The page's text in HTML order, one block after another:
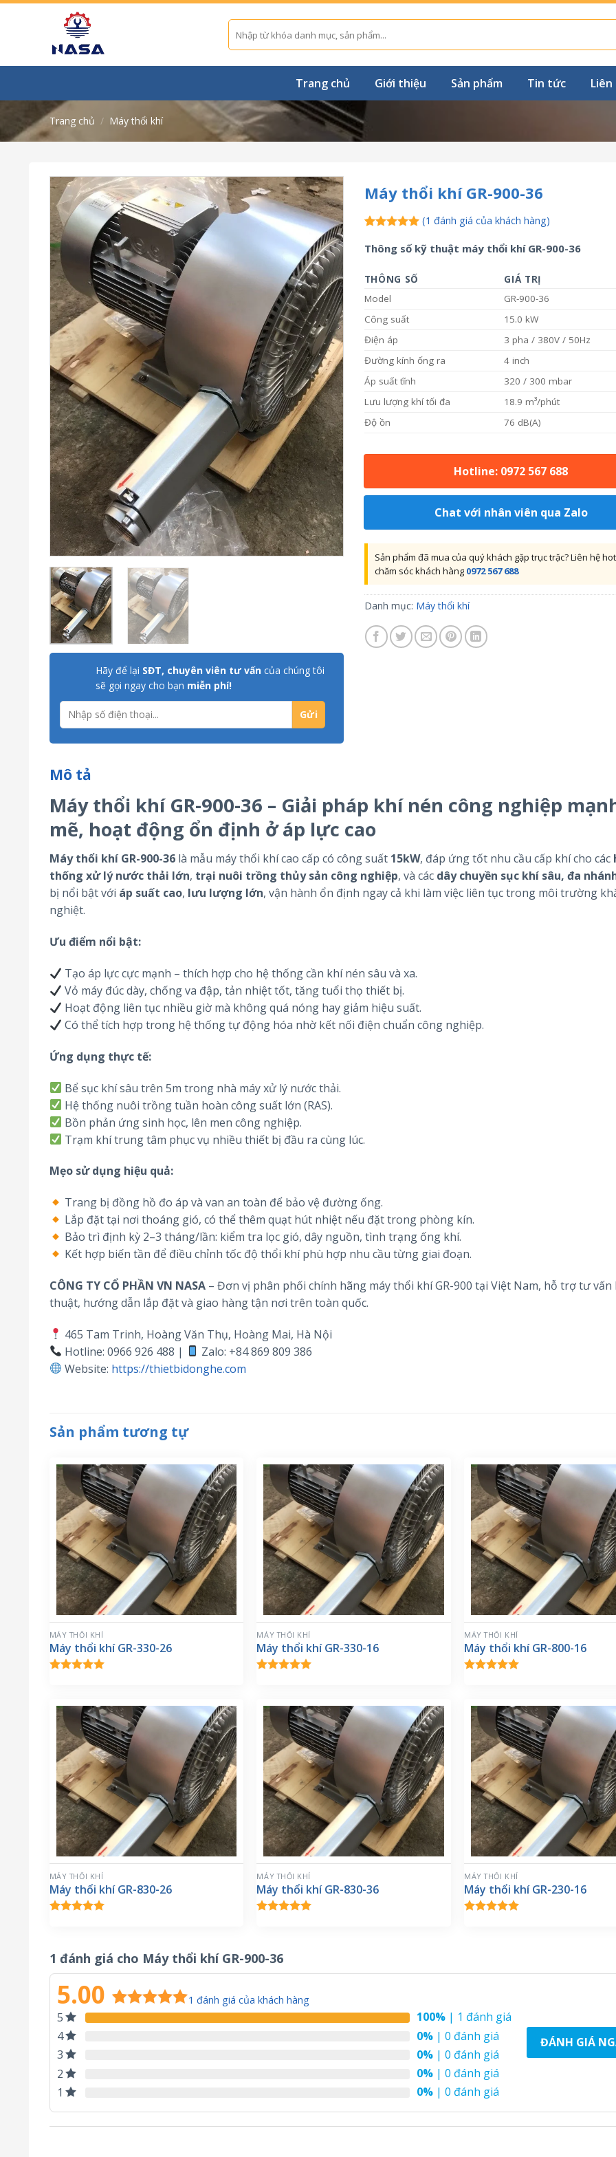
Skip
Tìm
kiếm:
Trang chủ Giới thiệu Sản phẩm Tin tức Liên
Trang chủ / Máy thổi khí
Hãy để lại SĐT, chuyên viên tư vấn của chúng tôi
sẽ gọi ngay cho bạn miễn phí!
Máy thổi khí GR-900-36
dựa trên
(1 đánh giá của khách hàng)
Thông số kỹ thuật máy thổi khí GR-900-36
THÔNG SỐ
GIÁ TRỊ
Model
GR-900-36
Công suất
15.0 kW
Điện áp
3 pha / 380V / 50Hz
Đường kính ống ra
4 inch
Áp suất tĩnh
320 / 300 mbar
Lưu lượng khí tối đa
18.9 m³/phút
Độ ồn
76 dB(A)
Hotline: 0972 567 688
Chat với nhân viên qua Zalo
Sản phẩm đã mua của quý khách gặp trục trặc? Liên hệ
chăm sóc khách hàng 0972 567 688
Danh mục: Máy thổi khí
Mô tả
Máy thổi khí GR-900-36 – Giải pháp khí nén công nghiệp
mẽ, hoạt động ổn định ở áp lực cao
Máy thổi khí GR-900-36 là mẫu máy thổi khí cao cấp có công suất 15kW, đáp ứng tốt nhu cầu cấp khí cho các
thống xử lý nước thải lớn, trại nuôi trồng thủy sản công nghiệp, và các dây chuyền sục khí sâu, đa
bị nổi bật với áp suất cao, lưu lượng lớn, vận hành ổn định ngay cả khi làm việc liên tục trong môi trường
nghiệt.
Ưu điểm nổi bật:
Tạo áp lực cực mạnh – thích hợp cho hệ thống cần khí nén sâu và xa.
Vỏ máy đúc dày, chống va đập, tản nhiệt tốt, tăng tuổi thọ thiết bị.
Hoạt động liên tục nhiều giờ mà không quá nóng hay giảm hiệu suất.
Có thể tích hợp trong hệ thống tự động hóa nhờ kết nối điện chuẩn công nghiệp.
Ứng dụng thực tế:
Bể sục khí sâu trên 5m trong nhà máy xử lý nước thải.
Hệ thống nuôi trồng tuần hoàn công suất lớn (RAS).
Bồn phản ứng sinh học, lên men công nghiệp.
Trạm khí trung tâm phục vụ nhiều thiết bị đầu ra cùng lúc.
Mẹo sử dụng hiệu quả:
Trang bị đồng hồ đo áp và van an toàn để bảo vệ đường ống.
Lắp đặt tại nơi thoáng gió, có thể thêm quạt hút nhiệt nếu đặt trong phòng kín.
Bảo trì định kỳ 2–3 tháng/lần: kiểm tra lọc gió, dây nguồn, tình trạng ống khí.
Kết hợp biến tần để điều chỉnh tốc độ thổi khí phù hợp nhu cầu từng giai đoạn.
CÔNG TY CỔ PHẦN VN NASA – Đơn vị phân phối chính hãng máy thổi khí GR-900 tại Việt Nam, hỗ trợ tư vấn
thuật, hướng dẫn lắp đặt và giao hàng tận nơi trên toàn quốc.
465 Tam Trinh, Hoàng Văn Thụ, Hoàng Mai, Hà Nội
Hotline: 0966 926 488 |
Zalo: +84 869 809 386
Website: https://thietbidonghe.com
Sản phẩm tương tự
MÁY THỔI KHÍ
Máy thổi khí GR-330-26
MÁY THỔI KHÍ
Máy thổi khí GR-330-16
MÁY THỔI KHÍ
Máy thổi khí GR-800-16
MÁY THỔI KHÍ
Máy thổi khí GR-830-26
MÁY THỔI KHÍ
Máy thổi khí GR-830-36
MÁY THỔI KHÍ
Máy thổi khí GR-230-16
1 đánh giá cho Máy thổi khí GR-900-36
5.00 1 đánh giá của khách hàng
5 100% | 1 đánh giá
4
0% | 0 đánh giá
3
0% | 0 đánh giá
2
0% | 0 đánh giá
1
0% | 0 đánh giá
ĐÁNH GIÁ